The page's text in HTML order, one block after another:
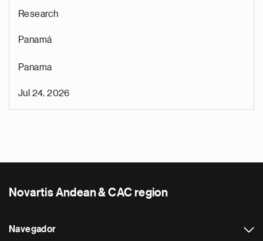
Research
Panamá
Panama
Jul 24, 2026
Novartis Andean & CAC region
Navegador